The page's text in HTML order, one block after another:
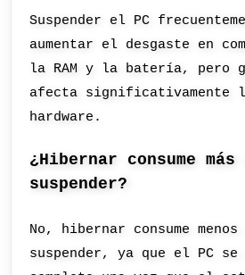
Suspender el PC
aumentar el desgaste en
la RAM y la batería, pero
afecta
hardware.
¿Hibernar consume
suspender?
No, hibernar consume
suspender, ya que el PC se